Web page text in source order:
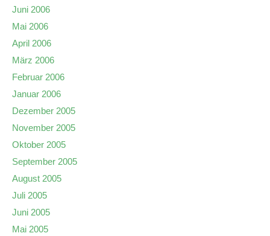
Juni 2006
Mai 2006
April 2006
März 2006
Februar 2006
Januar 2006
Dezember 2005
November 2005
Oktober 2005
September 2005
August 2005
Juli 2005
Juni 2005
Mai 2005